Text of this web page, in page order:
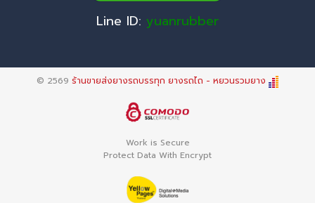
Line ID: yuanrubber
© 2569 ร้านขายส่งยางรถบรรทุก ยางรถไถ - หยวนรวมยาง
Work is Secure
Protect Data With Encrypt